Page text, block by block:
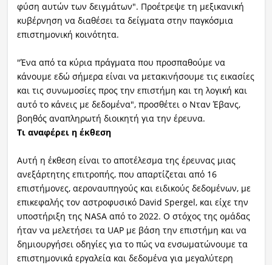
φύση αυτών των δειγμάτων". Προέτρεψε τη μεξικανική
κυβέρνηση να διαθέσει τα δείγματα στην παγκόσμια
επιστημονική κοινότητα.
"Ένα από τα κύρια πράγματα που προσπαθούμε να
κάνουμε εδώ σήμερα είναι να μετακινήσουμε τις εικασίες
και τις συνωμοσίες προς την επιστήμη και τη λογική και
αυτό το κάνεις με δεδομένα", προσθέτει ο Νταν Έβανς,
βοηθός αναπληρωτή διοικητή για την έρευνα.
Τι αναφέρει η έκθεση
Αυτή η έκθεση είναι το αποτέλεσμα της έρευνας μιας
ανεξάρτητης επιτροπής, που απαρτίζεται από 16
επιστήμονες, αεροναυπηγούς και ειδικούς δεδομένων, με
επικεφαλής τον αστροφυσικό David Spergel, και είχε την
υποστήριξη της NASA από το 2022. Ο στόχος της ομάδας
ήταν να μελετήσει τα UAP με βάση την επιστήμη και να
δημιουργήσει οδηγίες για το πώς να ενσωματώνουμε τα
επιστημονικά εργαλεία και δεδομένα για μεγαλύτερη